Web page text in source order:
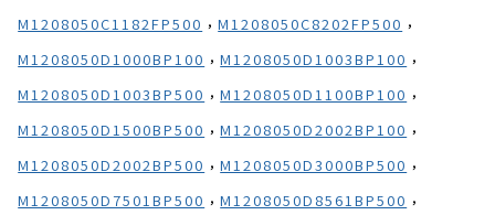
M1208050C1182FP500 , M1208050C8202FP500 ,
M1208050D1000BP100 , M1208050D1003BP100 ,
M1208050D1003BP500 , M1208050D1100BP100 ,
M1208050D1500BP500 , M1208050D2002BP100 ,
M1208050D2002BP500 , M1208050D3000BP500 ,
M1208050D7501BP500 , M1208050D8561BP500 ,